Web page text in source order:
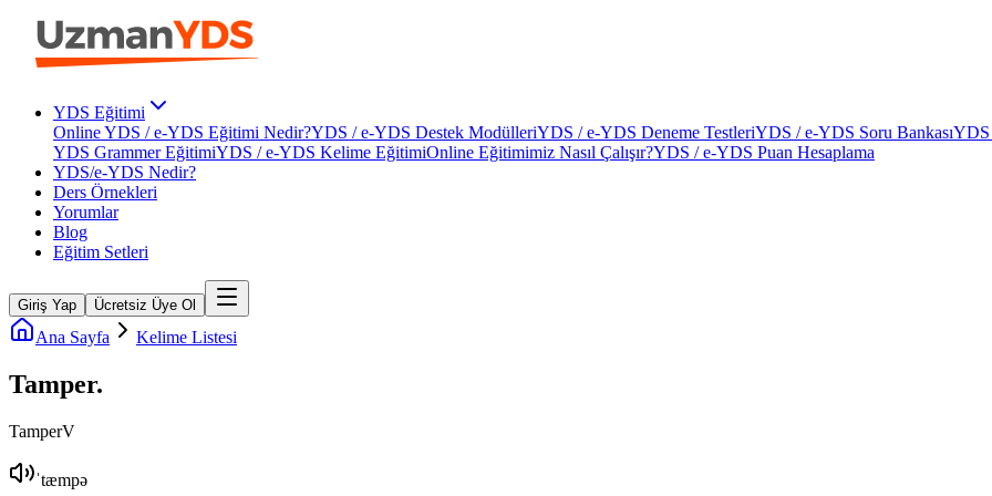
YDS Eğitimi
Online YDS / e-YDS Eğitimi Nedir?YDS / e-YDS Destek ModülleriYDS / e-YDS Deneme TestleriYDS / e-YDS Soru BankasıYDS
YDS Grammer EğitimiYDS / e-YDS Kelime EğitimiOnline Eğitimimiz Nasıl Çalışır?YDS / e-YDS Puan Hesaplama
YDS/e-YDS Nedir?
Ders Örnekleri
Yorumlar
Blog
Eğitim Setleri
Giriş Yap Ücretsiz Üye Ol
Ana Sayfa Kelime Listesi
Tamper.
TamperV
ˈtæmpə